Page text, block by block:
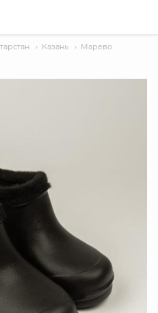
› Казань › Марево